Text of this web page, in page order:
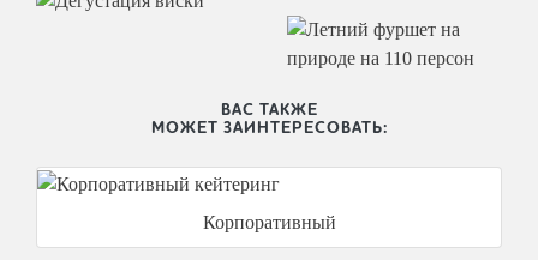
ВАС ТАКЖЕ
МОЖЕТ ЗАИНТЕРЕСОВАТЬ:
Корпоративный